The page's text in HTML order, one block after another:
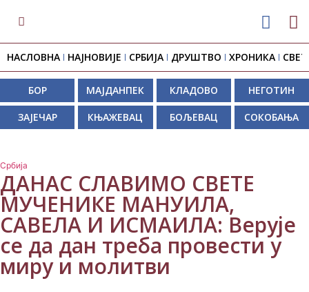
НАСЛОВНА НАЈНОВИЈЕ СРБИЈА ДРУШТВО ХРОНИКА СВЕТ
БОР МАЈДАНПЕК КЛАДОВО НЕГОТИН
ЗАЈЕЧАР КЊАЖЕВАЦ БОЉЕВАЦ СОКОБАЊА
Србија
ДАНАС СЛАВИМО СВЕТЕ
МУЧЕНИКЕ МАНУИЛА,
САВЕЛА И ИСМАИЛА: Верује
се да дан треба провести у
миру и молитви